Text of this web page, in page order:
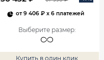
от9 406 ₽ x 6 платежей
Выберите размер:
Купить в один клик